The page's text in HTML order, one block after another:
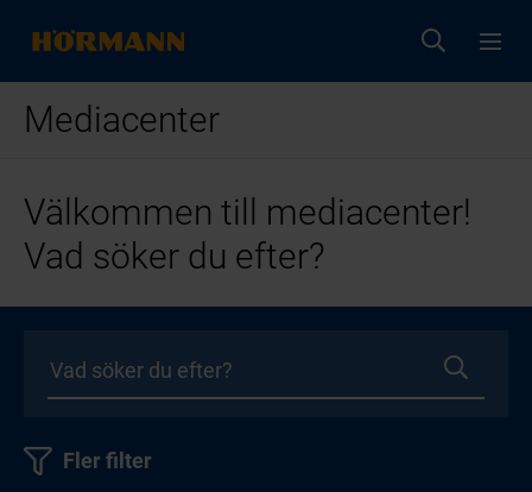
Mediacenter
Välkommen till mediacenter!
Vad söker du efter?
Fler filter